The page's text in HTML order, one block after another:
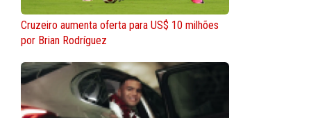
Cruzeiro aumenta oferta para US$ 10 milhões
por Brian Rodríguez